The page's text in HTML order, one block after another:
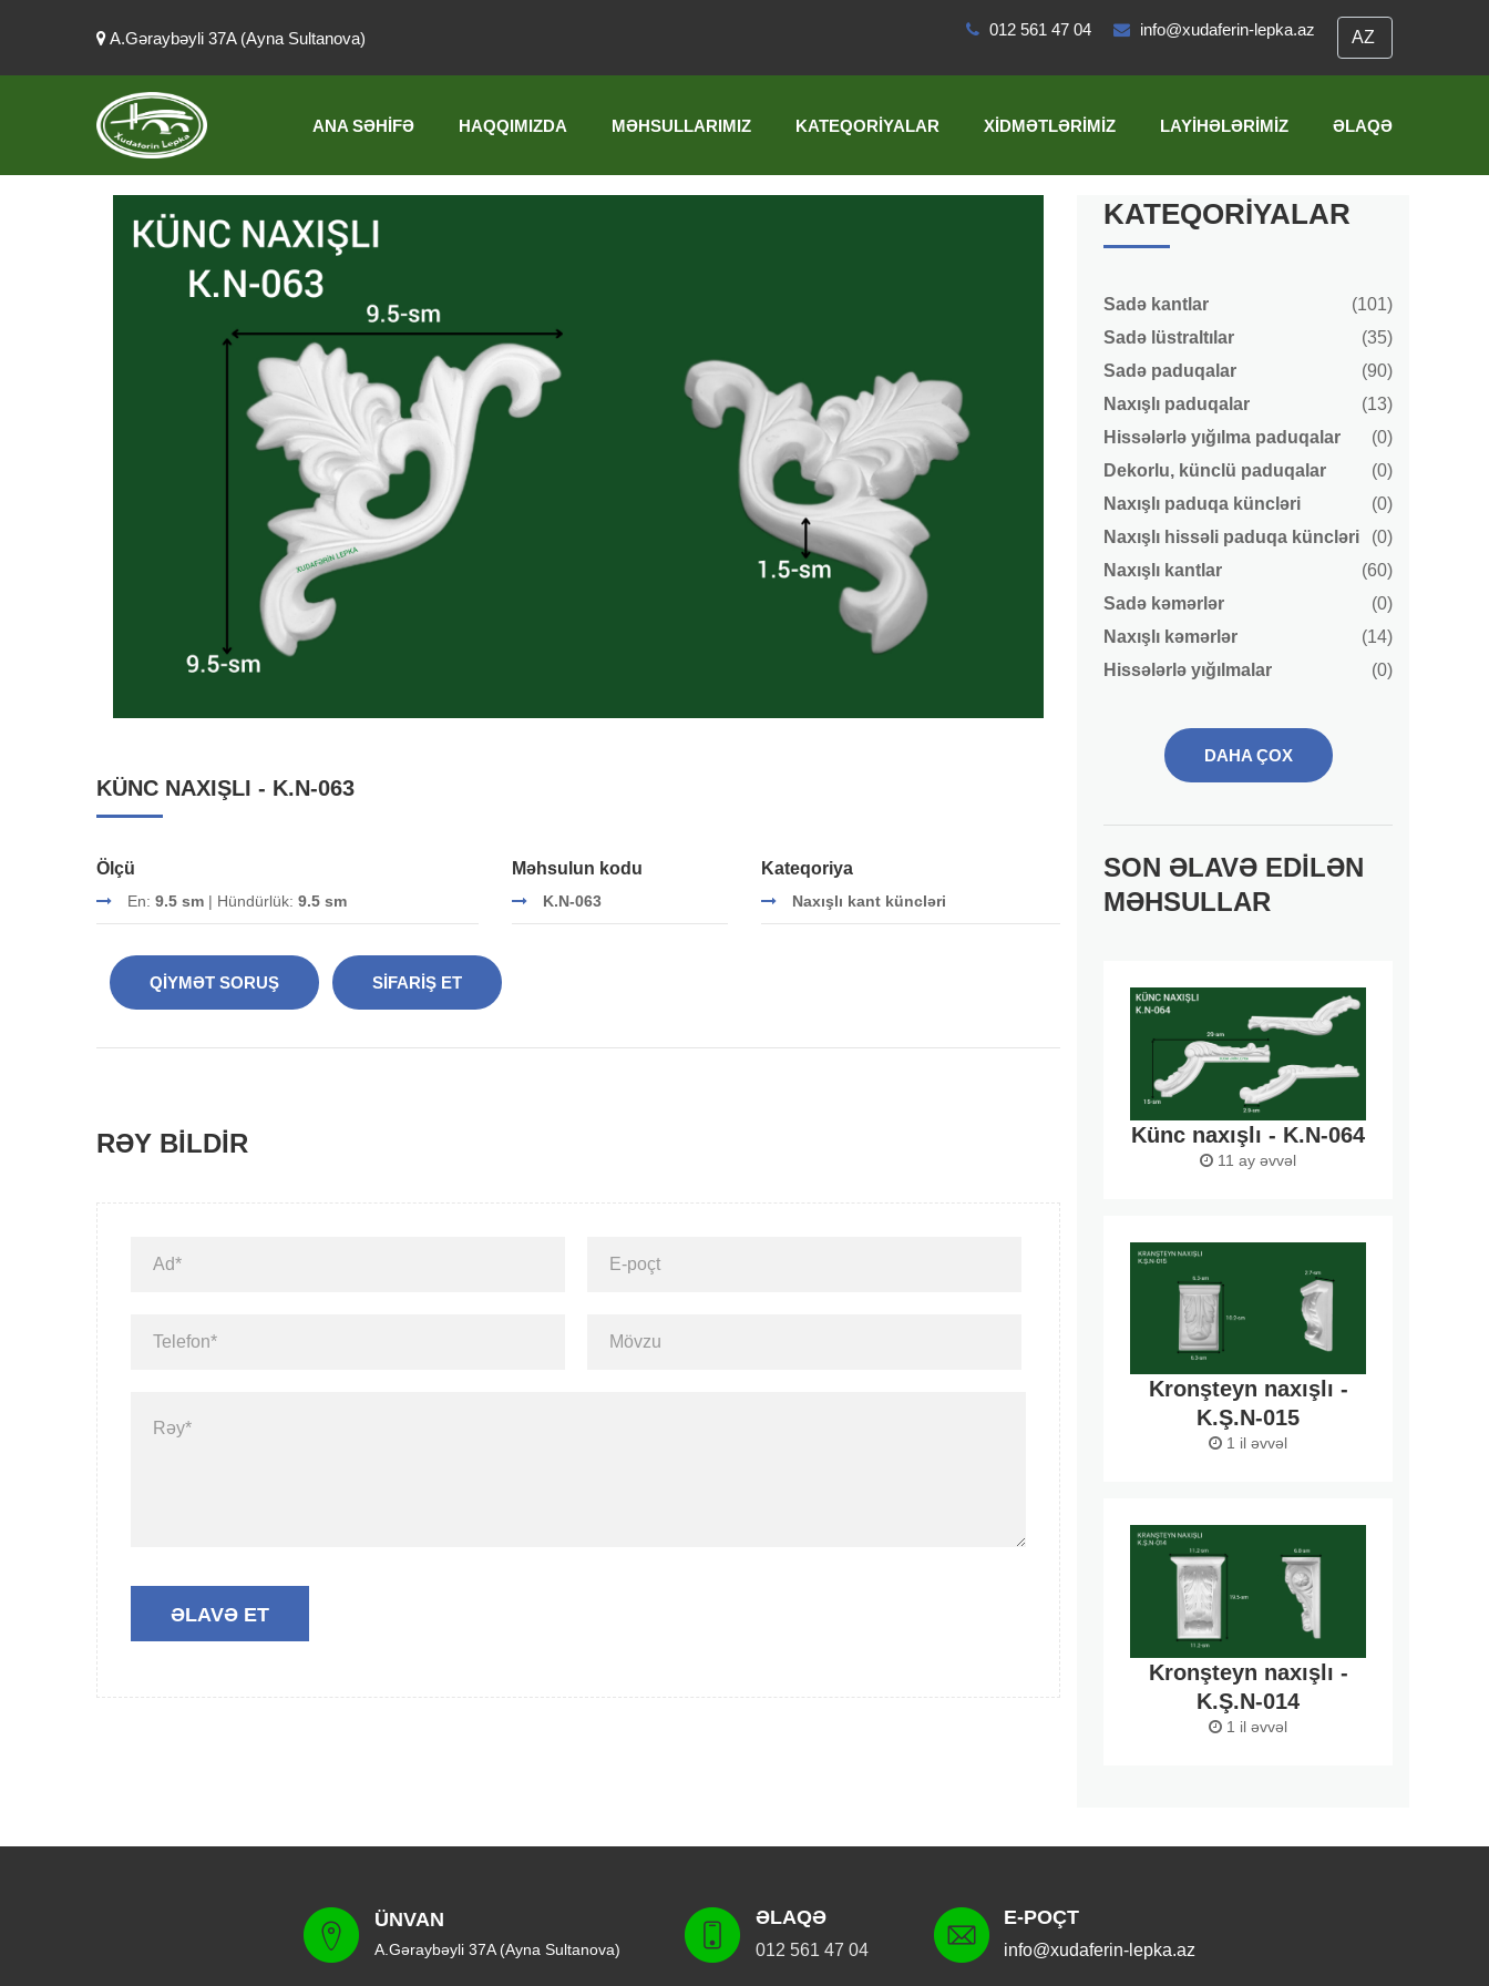
A.Gəraybəyli 37A (Ayna Sultanova) 012 561 47 04 info@xudaferin-lepka.az
ANA SƏHIFƏ HAQQIMIZDA MƏHSULLARIMIZ KATEQORIYALAR XIDMƏTLƏRIMIZ LAYIHƏLƏRIMIZ ƏLAQƏ
KÜNC NAXIŞLI - K.N-063
Ölçü
En: 9.5 sm | Hündürlük: 9.5 sm
Məhsulun kodu
K.N-063
Kateqoriya
Naxışlı kant küncləri
QIYMƏT SORUŞ SIFARIŞ ET
RƏY BILDIR
KATEQORIYALAR
Sadə kantlar
(101)
Sadə lüstraltılar
(35)
Sadə paduqalar
(90)
Naxışlı paduqalar
(13)
Hissələrlə yığılma paduqalar
(0)
Dekorlu, künclü paduqalar
(0)
Naxışlı paduqa küncləri
(0)
Naxışlı hissəli paduqa küncləri
(0)
Naxışlı kantlar
(60)
Sadə kəmərlər
(0)
Naxışlı kəmərlər
(14)
Hissələrlə yığılmalar
(0)
DAHA ÇOX
SON ƏLAVƏ EDILƏN
MƏHSULLAR
Künc naxışlı - K.N-064
11 ay əvvəl
Kronşteyn naxışlı -
K.Ş.N-015
1 il əvvəl
Kronşteyn naxışlı -
K.Ş.N-014
1 il əvvəl
ÜNVAN
A.Gəraybəyli 37A (Ayna Sultanova)
ƏLAQƏ
012 561 47 04
E-POÇT
info@xudaferin-lepka.az